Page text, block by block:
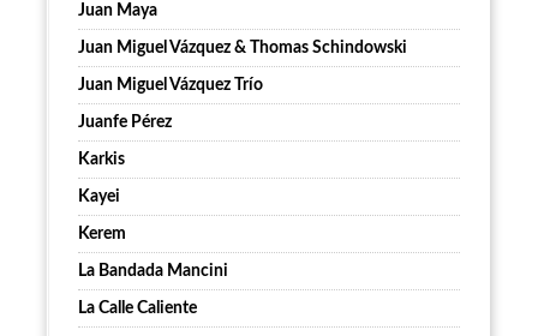
Juan Maya
Juan Miguel Vázquez & Thomas Schindowski
Juan Miguel Vázquez Trío
Juanfe Pérez
Karkis
Kayei
Kerem
La Bandada Mancini
La Calle Caliente